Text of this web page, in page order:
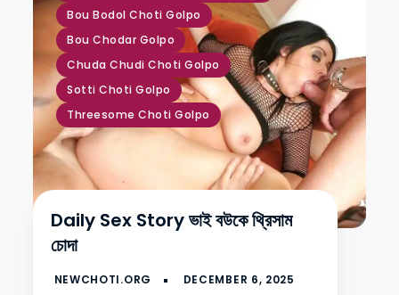
Bou Bodol Choti Golpo
Bou Chodar Golpo
Chuda Chudi Choti Golpo
Sotti Choti Golpo
Threesome Choti Golpo
Daily Sex Story ভাই বউকে থ্রিসাম
চোদা